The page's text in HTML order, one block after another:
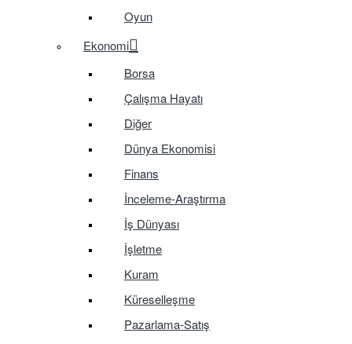
Oyun
Ekonomi
Borsa
Çalışma Hayatı
Diğer
Dünya Ekonomisi
Finans
İnceleme-Araştırma
İş Dünyası
İşletme
Kuram
Küreselleşme
Pazarlama-Satış